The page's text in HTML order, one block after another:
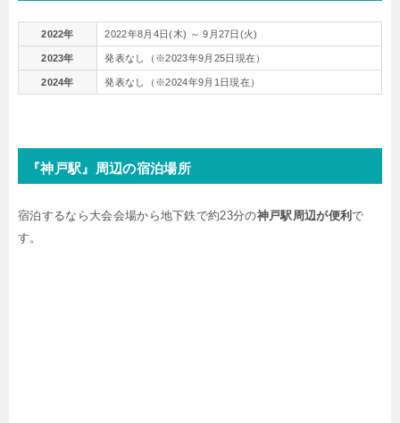
2022年 2022年8月4日(木) ～ 9月27日(火)
2023年 発表なし（※2023年9月25日現在）
2024年 発表なし（※2024年9月1日現在）
『神戸駅』周辺の宿泊場所
宿泊するなら大会会場から地下鉄で約23分の神戸駅周辺が便利で
す。